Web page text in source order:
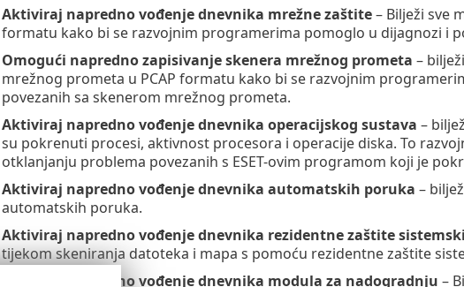
Aktiviraj napredno vođenje dnevnika mrežne zaštite– Bilježi sve
formatu kako bi se razvojnim programerima pomoglo u dijagnozi i
Omogući napredno zapisivanje skenera mrežnog prometa –
mrežnog prometa u PCAP formatu kako bi se razvojnim
povezanih sa skenerom mrežnog prometa.
Aktiviraj napredno vođenje dnevnika operacijskog sustava –
su pokrenuti procesi, aktivnost procesora i operacije diska. To
otklanjanju problema povezanih s ESET-ovim programom koji je
Aktiviraj napredno vođenje dnevnika automatskih poruka –
automatskih poruka.
Aktiviraj napredno vođenje dnevnika rezidentne zaštite
tijekom skeniranja datoteka i mapa s pomoću rezidentne zaštite
Aktiviraj napredno vođenje dnevnika modula za nadogradnju –